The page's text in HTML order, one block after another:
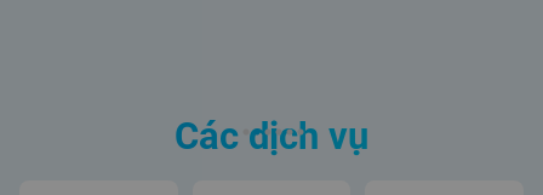
Các dịch vụ